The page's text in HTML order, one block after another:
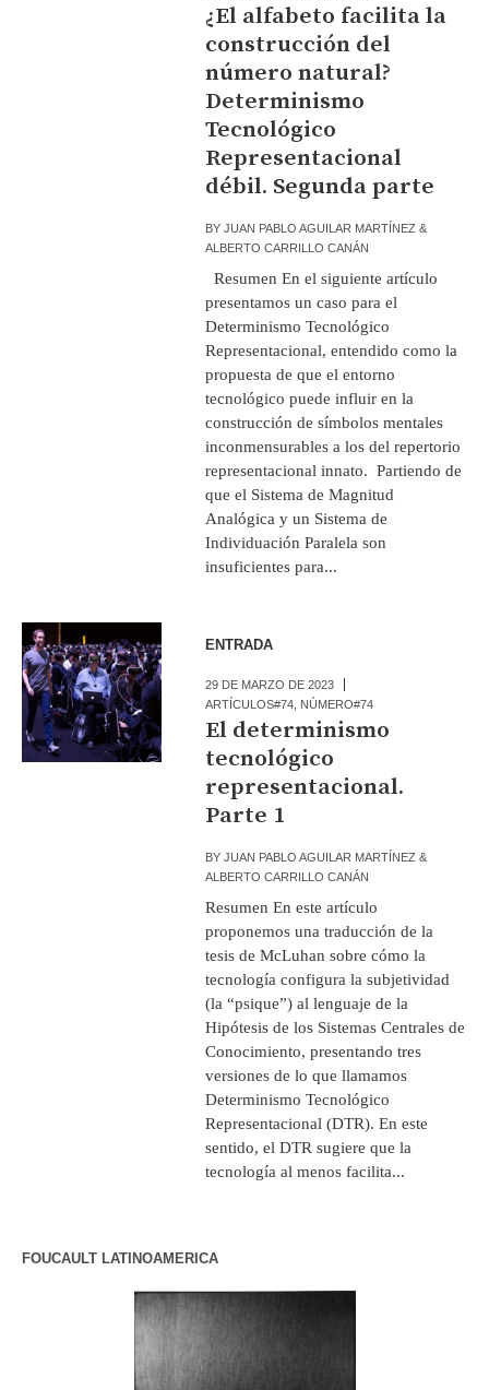
¿El alfabeto facilita la
construcción del
número natural?
Determinismo
Tecnológico
Representacional
débil. Segunda parte
BYJUAN PABLO AGUILAR MARTÍNEZ &
ALBERTO CARRILLO CANÁN
Resumen En el siguiente artículo
presentamos un caso para el
Determinismo Tecnológico
Representacional, entendido como la
propuesta de que el entorno
tecnológico puede influir en la
construcción de símbolos mentales
inconmensurables a los del repertorio
representacional innato. Partiendo de
que el Sistema de Magnitud
Analógica y un Sistema de
Individuación Paralela son
insuficientes para...
ENTRADA
29 DE MARZO DE 2023
ARTÍCULOS#74 NÚMERO#74
El determinismo
tecnológico
representacional.
Parte 1
BYJUAN PABLO AGUILAR MARTÍNEZ &
ALBERTO CARRILLO CANÁN
Resumen En este artículo
proponemos una traducción de la
tesis de McLuhan sobre cómo la
tecnología configura la subjetividad
(la “psique”) al lenguaje de la
Hipótesis de los Sistemas Centrales de
Conocimiento, presentando tres
versiones de lo que llamamos
Determinismo Tecnológico
Representacional (DTR). En este
sentido, el DTR sugiere que la
tecnología al menos facilita...
FOUCAULT LATINOAMERICA